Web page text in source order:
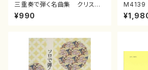
三重奏で弾く名曲集 クリスマ
スメドレー( 箏2/大平光美 編
曲/楽譜）
¥990
M4139
（箏/宮
箏曲古典